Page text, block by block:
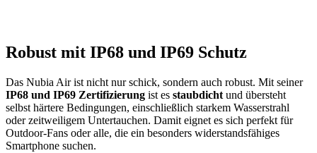
Robust mit IP68 und IP69 Schutz
Das Nubia Air ist nicht nur schick, sondern auch robust. Mit seiner
IP68 und IP69 Zertifizierung ist es staubdicht und übersteht
selbst härtere Bedingungen, einschließlich starkem Wasserstrahl
oder zeitweiligem Untertauchen. Damit eignet es sich perfekt für
Outdoor-Fans oder alle, die ein besonders widerstandsfähiges
Smartphone suchen.